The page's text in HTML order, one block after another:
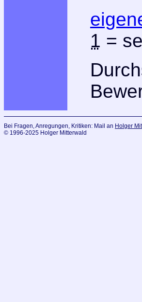
1 =
Bei Fragen, Anregungen, Kritiken: Mail an Holger
© 1996-2025 Holger Mitterwald